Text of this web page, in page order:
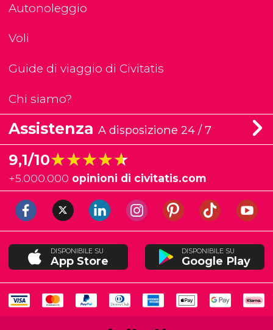
Autonoleggio
Voli
Guide di viaggio di Civitatis
Chi siamo?
Assistenza A disposizione 24 / 7
9,1/10★★★★★
★★★★★
+5.000.000 opinioni di civitatis.com
DISPONIBILE SU
App Store
DISPONIBILE SU
Google Play